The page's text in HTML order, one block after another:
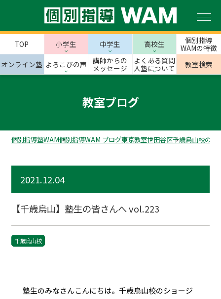
TOP 小学生 中学生 高校生
個別指導
WAMの特徴
オンライン塾 よろこびの声
講師からの
メッセージ
よくある質問
入塾について
教室検索
教室ブログ
個別指導塾WAM個別指導WAM ブログ東京教室世田谷区千歳烏山校のス
2021.12.04
【千歳烏山】塾生の皆さんへ vol.223
千歳烏山校
塾生のみなさんこんにちは。千歳烏山校のショージ